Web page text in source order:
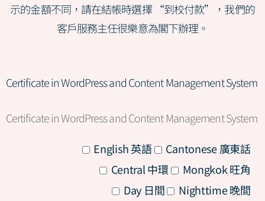
示的金額不同，請在結帳時選擇 “到校付款”，我們的
客戶服務主任很樂意為閣下辦理。
Certificate in WordPress and Content Management System
Certificate in WordPress and Content Management System
All English 英語
Cantonese 廣東話
All Central 中環
Mongkok 旺角
All Day 日間
Nighttime 晚間